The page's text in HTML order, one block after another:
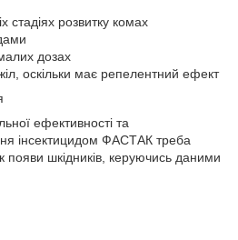
стадіях розвитку комах
дозах
оскільки має репелентний ефект
ефективності та
інсектицидом ФАСТАК треба
появи шкідників, керуючись даними